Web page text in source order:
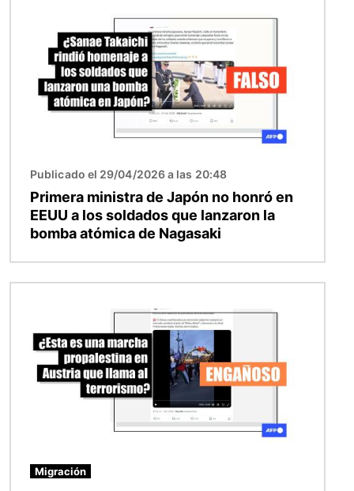
Publicado el 29/04/2026 a las 20:48
Primera ministra de Japón no honró en
EEUU a los soldados que lanzaron la
bomba atómica de Nagasaki
Migración